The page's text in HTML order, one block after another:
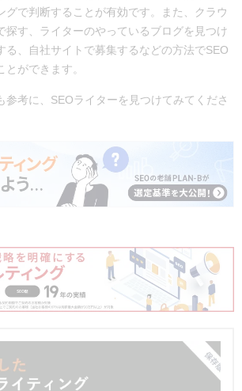
グで判断することが有効です。また、クラウ
探す、ライターのやっているブログを見つけ
る、自社サイトで募集するなどの方法でSEO
ができます。
参考に、SEOライターを見つけてみてくださ